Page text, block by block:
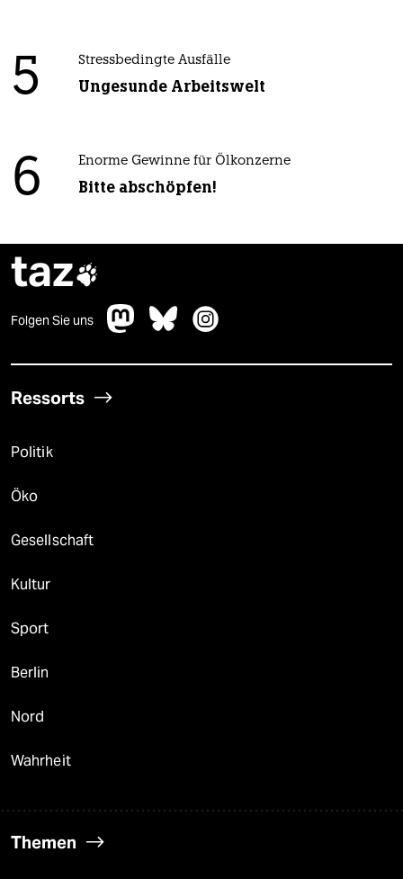
5 Stressbedingte Ausfälle
Ungesunde Arbeitswelt
6 Enorme Gewinne für Ölkonzerne
Bitte abschöpfen!
taz
Folgen Sie uns
Ressorts
Politik
Öko
Gesellschaft
Kultur
Sport
Berlin
Nord
Wahrheit
Themen